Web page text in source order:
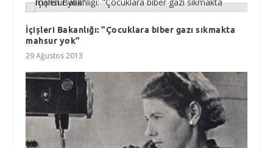
İçişleri Bakanlığı: "Çocuklara biber gazı sıkmakta
mahsur yok"
29 Ağustos 2013